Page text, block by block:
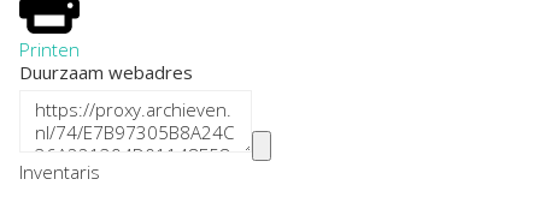
Printen
Duurzaam webadres
Inventaris